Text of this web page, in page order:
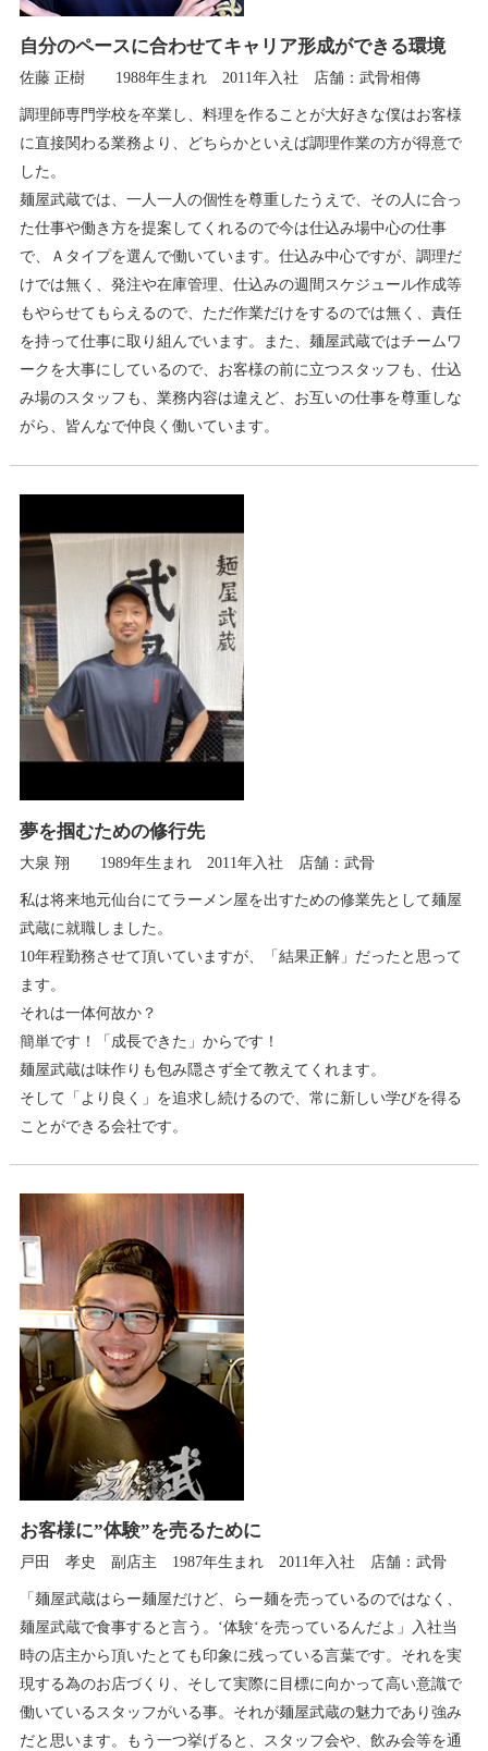
自分のペースに合わせてキャリア形成ができる環境
佐藤 正樹 1988年生まれ 2011年入社 店舗：武骨相傳
調理師専門学校を卒業し、料理を作ることが大好きな僕はお客様
に直接関わる業務より、どちらかといえば調理作業の方が得意で
した。
麺屋武蔵では、一人一人の個性を尊重したうえで、その人に合っ
た仕事や働き方を提案してくれるので今は仕込み場中心の仕事
で、Ａタイプを選んで働いています。仕込み中心ですが、調理だ
けでは無く、発注や在庫管理、仕込みの週間スケジュール作成等
もやらせてもらえるので、ただ作業だけをするのでは無く、責任
を持って仕事に取り組んでいます。また、麺屋武蔵ではチームワ
ークを大事にしているので、お客様の前に立つスタッフも、仕込
み場のスタッフも、業務内容は違えど、お互いの仕事を尊重しな
がら、皆んなで仲良く働いています。
夢を掴むための修行先
大泉 翔 1989年生まれ 2011年入社 店舗：武骨
私は将来地元仙台にてラーメン屋を出すための修業先として麺屋
武蔵に就職しました。
10年程勤務させて頂いていますが、「結果正解」だったと思って
ます。
それは一体何故か？
簡単です！「成長できた」からです！
麺屋武蔵は味作りも包み隠さず全て教えてくれます。
そして「より良く」を追求し続けるので、常に新しい学びを得る
ことができる会社です。
お客様に”体験”を売るために
戸田 孝史 副店主 1987年生まれ 2011年入社 店舗：武骨
「麺屋武蔵はらー麺屋だけど、らー麺を売っているのではなく、
麺屋武蔵で食事すると言う。‘体験‘を売っているんだよ」入社当
時の店主から頂いたとても印象に残っている言葉です。それを実
現する為のお店づくり、そして実際に目標に向かって高い意識で
働いているスタッフがいる事。それが麺屋武蔵の魅力であり強み
だと思います。もう一つ挙げると、スタッフ会や、飲み会等を通